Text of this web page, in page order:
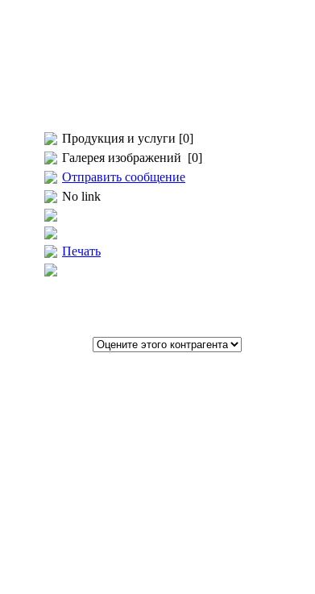
Продукция и услуги [0]
Галерея изображений [0]
Отправить сообщение
No link
Печать